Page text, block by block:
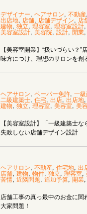
デザイナー, ヘアサロン, 不動産,
出店地, 店舗, 店舗デザイン, 店
建物, 独立, 理容室, 理容室設計,
美容室設計, 美容院, 設計, 開業,
【美容室開業】“扱いづらい？”
味方につけ、理想のサロンを創
ヘアサロン, ペーパー免許, 一
二級建築士, 住宅, 出店, 出店地,
建物, 独立, 理容室, 美容室, 美
【美容室設計】「一級建築士な
失敗しない店舗デザイン設計
ヘアサロン, 不動産, 住宅地, 出
店舗, 建物, 物件, 独立, 理容室,
苦情, 近隣問題, 追加予算, 開業,
店舗工事の真っ最中のお金に関
大家問題！